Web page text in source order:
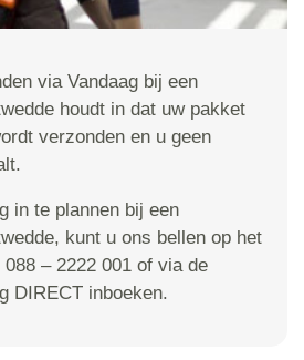
via Vandaag bij een
houdt in dat uw pakket
verzonden en u geen
in te plannen bij een
kunt u ons bellen op het
– 2222 001 of via de
DIRECT inboeken.